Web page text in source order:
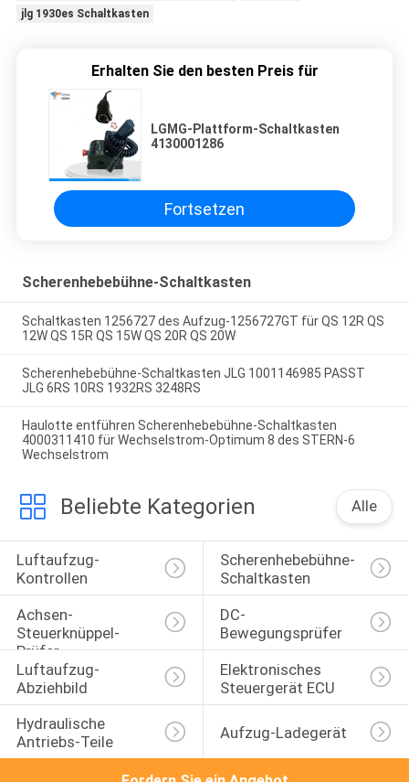
jlg 1930es Schaltkasten
Erhalten Sie den besten Preis für
LGMG-Plattform-Schaltkasten
4130001286
Fortsetzen
Scherenhebebühne-Schaltkasten
Schaltkasten 1256727 des Aufzug-1256727GT für QS 12R QS
12W QS 15R QS 15W QS 20R QS 20W
Scherenhebebühne-Schaltkasten JLG 1001146985 PASST
JLG 6RS 10RS 1932RS 3248RS
Haulotte entführen Scherenhebebühne-Schaltkasten
4000311410 für Wechselstrom-Optimum 8 des STERN-6
Wechselstrom
Beliebte Kategorien Alle
Luftaufzug-
Kontrollen
Scherenhebebühne-
Schaltkasten
Achsen-
Steuerknüppel-
Prüfer
DC-
Bewegungsprüfer
Luftaufzug-
Abziehbild
Elektronisches
Steuergerät ECU
Hydraulische
Antriebs-Teile
Aufzug-Ladegerät